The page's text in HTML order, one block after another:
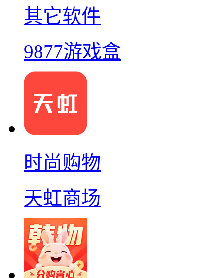
其它软件
9877游戏盒
时尚购物
天虹商场